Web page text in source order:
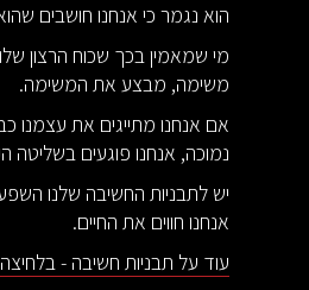
הוא נגמר כי אנחנו חושבים
מי שמאמין בכך שכוח הרצון
משימה, מבצע את המשימה.
אם אנחנו מתייגים את עצמנו
נמוכה, אנחנו פוגעים בשליטה
יש לתבניות החשיבה שלנו
אנחנו חווים את החיים.
עוד על תבניות חשיבה -